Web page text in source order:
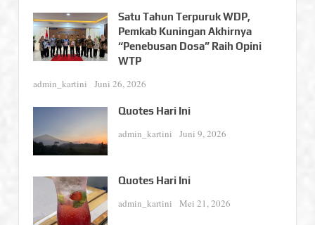
Satu Tahun Terpuruk WDP,
Pemkab Kuningan Akhirnya
“Penebusan Dosa” Raih Opini
WTP
admin_kartini Juni 26, 2026
Quotes Hari Ini
admin_kartini Juni 9, 2026
Quotes Hari Ini
admin_kartini Mei 21, 2026